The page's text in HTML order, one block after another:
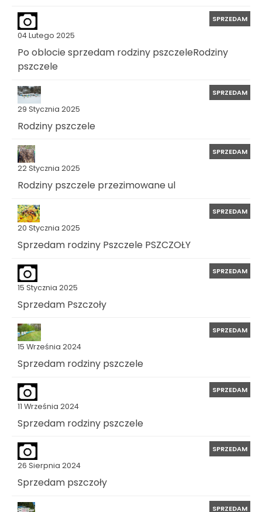
04 Lutego 2025
SPRZEDAM
Po oblocie sprzedam rodziny pszczeleRodziny
pszczele
29 Stycznia 2025
SPRZEDAM
Rodziny pszczele
22 Stycznia 2025
SPRZEDAM
Rodziny pszczele przezimowane ul
20 Stycznia 2025
SPRZEDAM
Sprzedam rodziny Pszczele PSZCZOŁY
15 Stycznia 2025
SPRZEDAM
Sprzedam Pszczoły
15 Września 2024
SPRZEDAM
Sprzedam rodziny pszczele
11 Września 2024
SPRZEDAM
Sprzedam rodziny pszczele
26 Sierpnia 2024
SPRZEDAM
Sprzedam pszczoły
SPRZEDAM